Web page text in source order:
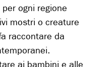
ogni regione
mostri o creature
raccontare da
ai bambini e alle